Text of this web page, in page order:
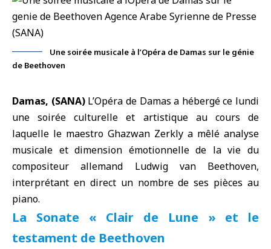
Une soirée musicale à l’Opéra de Damas sur le génie
de Beethoven
Damas, (SANA)L’Opéra de Damas a hébergé ce lundi
une soirée culturelle et artistique au cours de
laquelle le maestro Ghazwan Zerkly a mêlé analyse
musicale et dimension émotionnelle de la vie du
compositeur allemand Ludwig van Beethoven,
interprétant en direct un nombre de ses pièces au
piano.
La Sonate « Clair de Lune » et le
testament de Beethoven